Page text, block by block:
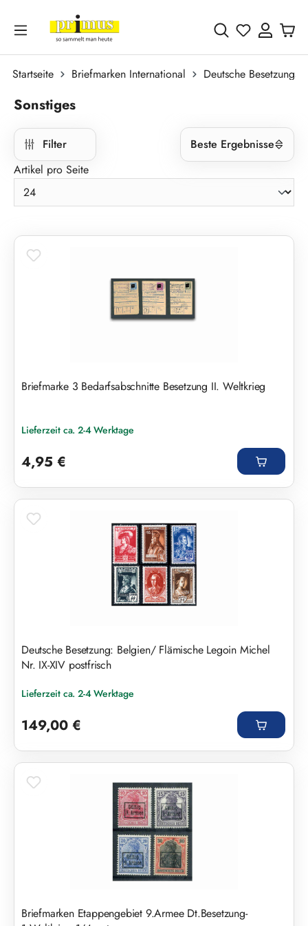
Zum Hauptinhalt springen
Du hast 0
Startseite Briefmarken International Deutsche
Sonstiges
Filter
Beste Ergebnisse
Artikel pro Seite
Briefmarke 3 Bedarfsabschnitte Besetzung II. Weltkrieg
Lieferzeit ca. 2-4 Werktage
4,95 €
Deutsche Besetzung: Belgien/ Flämische Legoin Michel
Nr. IX-XIV postfrisch
Lieferzeit ca. 2-4 Werktage
149,00 €
Briefmarken Etappengebiet 9.Armee Dt.Besetzung-